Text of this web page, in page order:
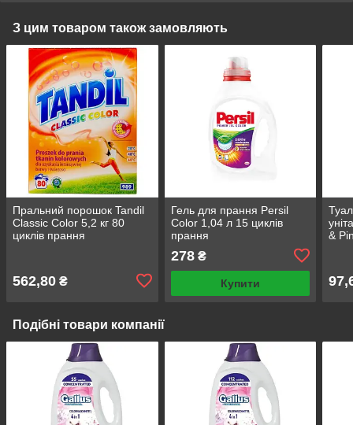
З цим товаром також замовляють
Пральний порошок Tandil
Classic Color 5,2 кг 80
циклів прання
562,80 ₴
Гель для прання Persil
Color 1,04 л 15 циклів
прання
278₴
Купити
&
Подібні товари компанії